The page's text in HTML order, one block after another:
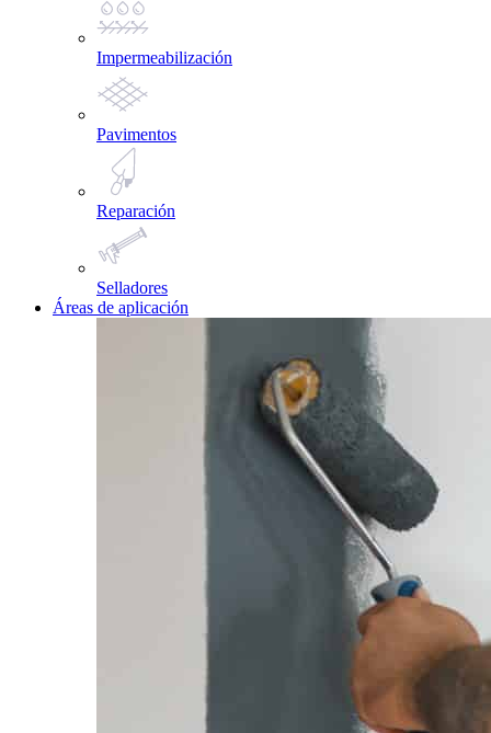
Impermeabilización
Pavimentos
Reparación
Selladores
Áreas de aplicación